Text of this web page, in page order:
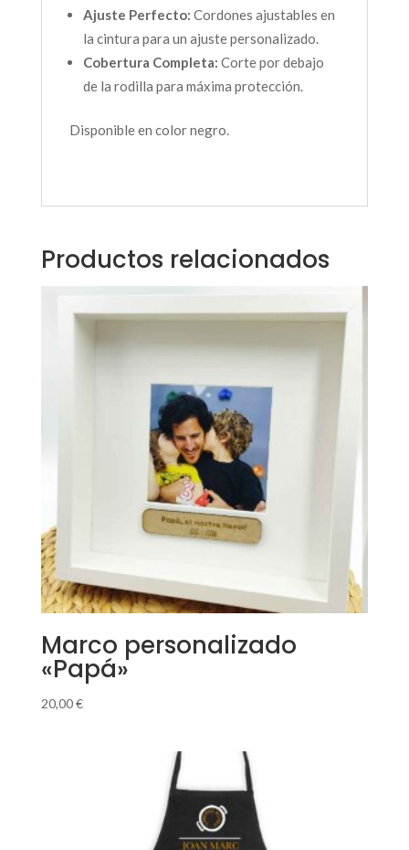
Ajuste Perfecto: Cordones ajustables en
la cintura para un ajuste personalizado.
Cobertura Completa: Corte por debajo
de la rodilla para máxima protección.
Disponible en color negro.
Productos relacionados
Marco personalizado
«Papá»
20,00€